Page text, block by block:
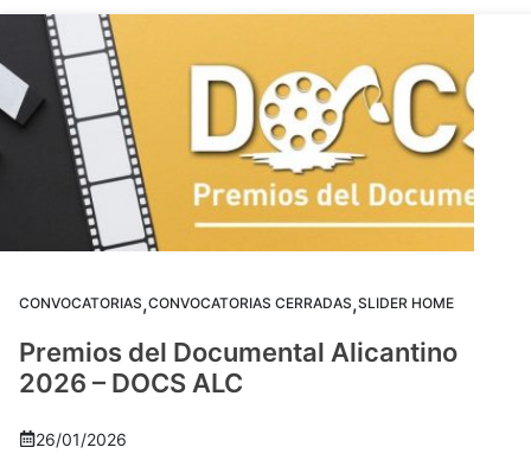
CONVOCATORIAS,CONVOCATORIAS CERRADAS,SLIDER HOME
Premios del Documental Alicantino
2026 – DOCS ALC
26/01/2026